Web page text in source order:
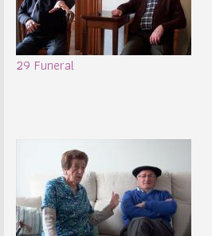
29 Funeral